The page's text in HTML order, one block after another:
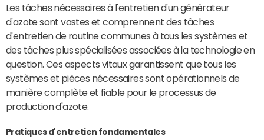
Les tâches nécessaires à l'entretien d'un générateur
d'azote sont vastes et comprennent des tâches
d'entretien de routine communes à tous les systèmes et
des tâches plus spécialisées associées à la technologie en
question. Ces aspects vitaux garantissent que tous les
systèmes et pièces nécessaires sont opérationnels de
manière complète et fiable pour le processus de
production d'azote.
Pratiques d'entretien fondamentales